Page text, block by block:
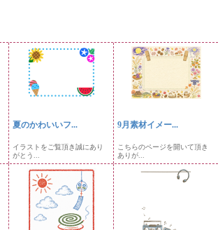
夏のかわいいフ...
イラストをご覧頂き誠にあり
がとう...
9月素材イメー...
こちらのページを開いて頂き
ありが...